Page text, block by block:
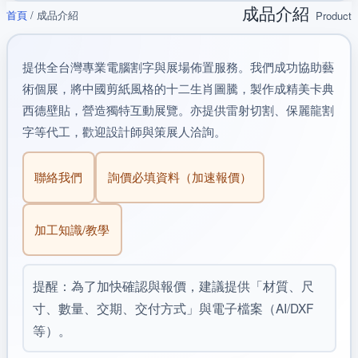
首頁 / 成品介紹 成品介紹 Product
提供全台灣專業電腦割字與展場佈置服務。我們成功協助藝
術個展，將中國剪紙風格的十二生肖圖騰，製作成精美卡典
西德壁貼，營造獨特互動展覽。亦提供雷射切割、保麗龍割
字等代工，歡迎設計師與策展人洽詢。
聯絡我們 詢價必填資料（加速報價）
加工知識/教學
提醒：為了加快確認與報價，建議提供「材質、尺
寸、數量、交期、交付方式」與電子檔案（AI/DXF
等）。